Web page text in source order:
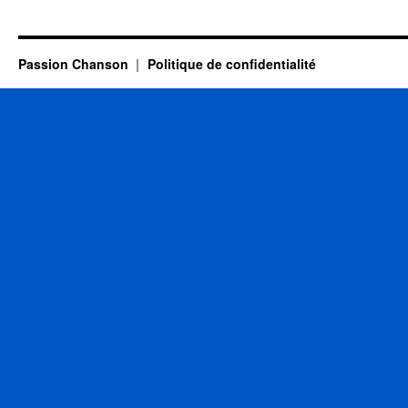
Passion Chanson Politique de confidentialité